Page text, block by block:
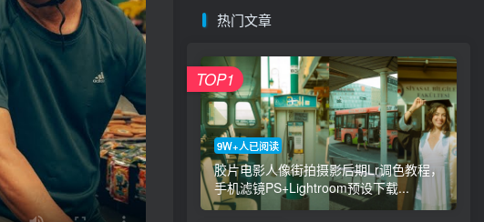
热门文章
9W+人已阅读
胶片电影人像街拍摄影后期Lr调色教程，
手机滤镜PS+Lightroom预设下载...
TOP1